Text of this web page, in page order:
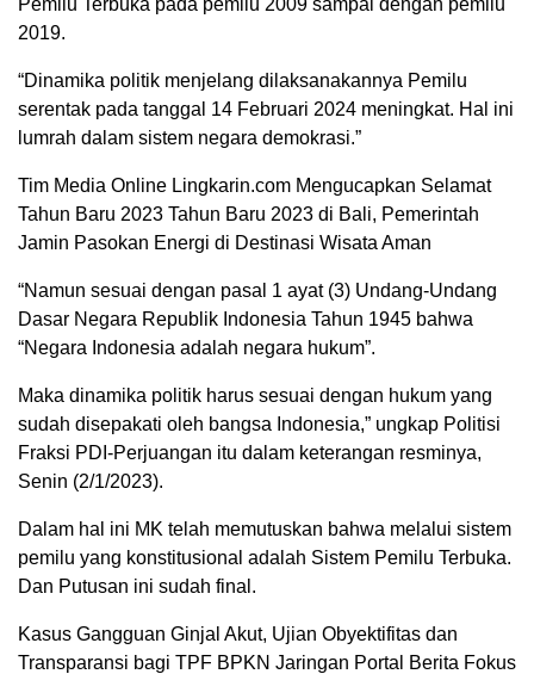
Pemilu Terbuka pada pemilu 2009 sampai dengan pemilu
2019.
“Dinamika politik menjelang dilaksanakannya Pemilu
serentak pada tanggal 14 Februari 2024 meningkat. Hal ini
lumrah dalam sistem negara demokrasi.”
Tim Media Online Lingkarin.com Mengucapkan Selamat
Tahun Baru 2023 Tahun Baru 2023 di Bali, Pemerintah
Jamin Pasokan Energi di Destinasi Wisata Aman
“Namun sesuai dengan pasal 1 ayat (3) Undang-Undang
Dasar Negara Republik Indonesia Tahun 1945 bahwa
“Negara Indonesia adalah negara hukum”.
Maka dinamika politik harus sesuai dengan hukum yang
sudah disepakati oleh bangsa Indonesia,” ungkap Politisi
Fraksi PDI-Perjuangan itu dalam keterangan resminya,
Senin (2/1/2023).
Dalam hal ini MK telah memutuskan bahwa melalui sistem
pemilu yang konstitusional adalah Sistem Pemilu Terbuka.
Dan Putusan ini sudah final.
Kasus Gangguan Ginjal Akut, Ujian Obyektifitas dan
Transparansi bagi TPF BPKN Jaringan Portal Berita Fokus